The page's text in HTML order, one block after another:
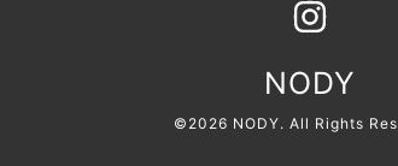
NODY
©2026 NODY. All Rights